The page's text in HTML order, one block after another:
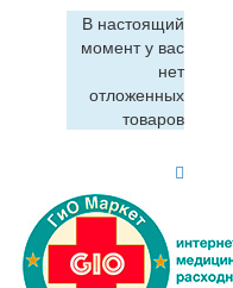
В настоящий
момент у вас
нет
отложенных
товаров